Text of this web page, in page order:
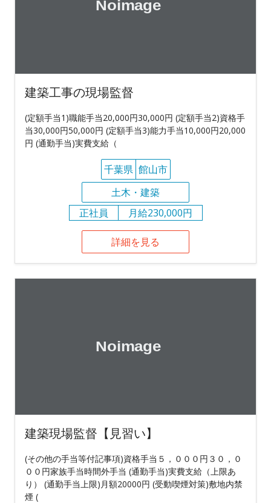
建築工事の現場監督
(定額手当1)職能手当20,000円30,000円 (定額手当2)資格手
当30,000円50,000円 (定額手当3)能力手当10,000円20,000
円 (通勤手当)実費支給（
千葉県 館山市
土木・建築
正社員
月給230,000円
詳細を見る
建築現場監督【見習い】
(その他の手当等付記事項)資格手当５，０００円３０，０
００円家族手当時間外手当 (通勤手当)実費支給（上限あ
り） (通勤手当上限)月額20000円 (受動喫煙対策)敷地内禁
煙 (